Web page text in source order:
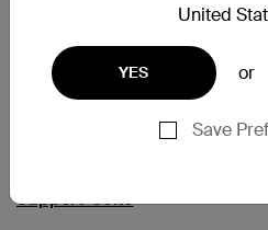
United
YES or
Save
In den Einkaufswagen
Support-Seite